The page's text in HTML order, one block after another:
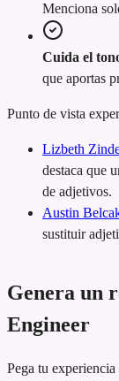
Menciona
Cuida el
que aportas
Punto de vista
Lizbeth
destaca que
de adjetivos.
Austin
sustituir
Genera un
Engineer
Pega tu